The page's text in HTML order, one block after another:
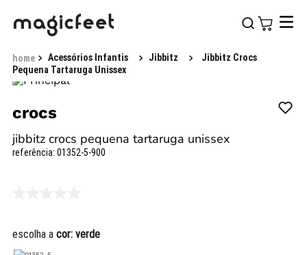
Acessórios Infantis Jibbitz
Jibbitz Crocs
Pequena Tartaruga Unissex
crocs
jibbitz crocs pequena tartaruga unissex
referência: 01352-5-900
escolha a cor: verde